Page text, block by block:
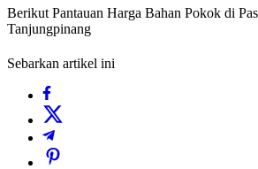
Berikut Pantauan Harga Bahan Pokok di
Tanjungpinang
Sebarkan artikel ini